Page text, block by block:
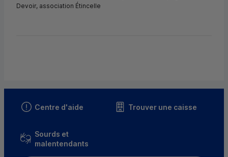
Devoir, association Étincelle
Centre d'aide Trouver une caisse
Sourds et
malentendants